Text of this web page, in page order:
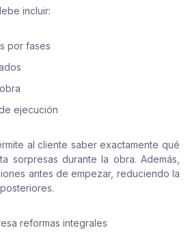
incluir:
por fases
ejecución
al cliente saber exactamente qué
sorpresas durante la obra. Además,
antes de empezar, reduciendo la